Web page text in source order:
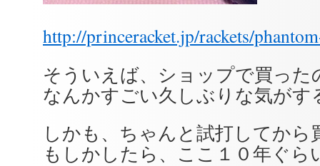
http://princeracket.jp/rackets/
そういえば、ショップで買った
なんかすごい久しぶりな気がす
しかも、ちゃんと試打してから
もしかしたら、ここ１０年ぐら